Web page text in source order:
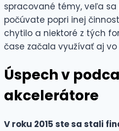
spracované témy, veľa
počúvate popri inej
chytilo a niektoré z tých
čase začala využívať aj
Úspech v
akcelerátore
V roku 2015 ste sa stali